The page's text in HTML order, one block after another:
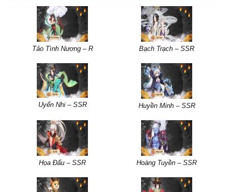
Tảo Tình Nương – R Bạch Trạch – SSR
Uyển Nhi – SSR Huyền Minh – SSR
Họa Đấu – SSR Hoàng Tuyền – SSR